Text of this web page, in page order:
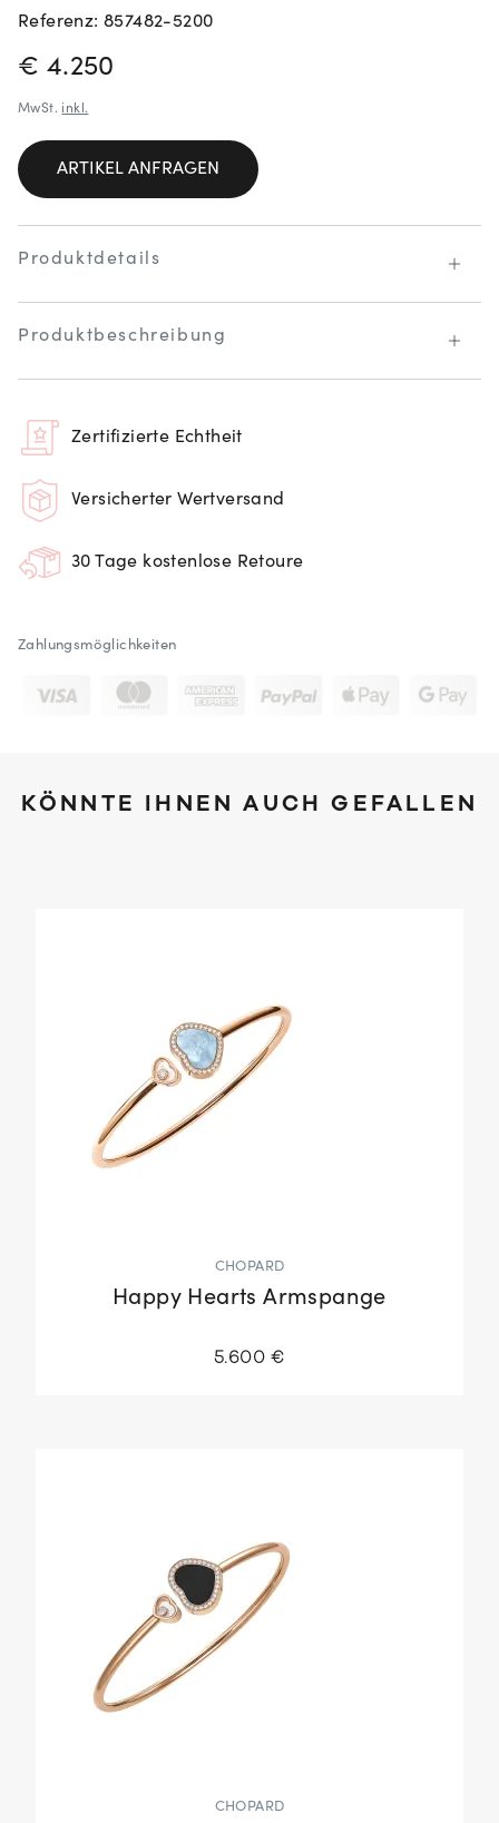
Referenz: 857482-5200
PREISINFORMATIONEN
€ 4.250
MwSt. inkl.
ARTIKEL ANFRAGEN
Produktdetails
Produktbeschreibung
Zertifizierte Echtheit
Versicherter Wertversand
30 Tage kostenlose Retoure
Zahlungsmöglichkeiten
KÖNNTE IHNEN AUCH GEFALLEN
CHOPARD
Happy Hearts Armspange
5.600 €
CHOPARD